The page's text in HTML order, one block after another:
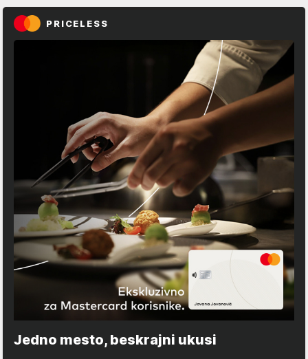
PRICELESS
Jedno mesto, beskrajni ukusi